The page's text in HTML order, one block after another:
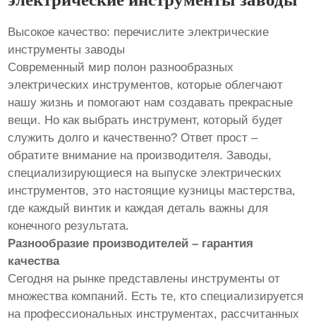
Высокое качество: перечислите электрические
инструменты заводы
Современный мир полон разнообразных
электрических инструментов, которые облегчают
нашу жизнь и помогают нам создавать прекрасные
вещи. Но как выбрать инструмент, который будет
служить долго и качественно? Ответ прост –
обратите внимание на производителя. Заводы,
специализирующиеся на выпуске электрических
инструментов, это настоящие кузницы мастерства,
где каждый винтик и каждая деталь важны для
конечного результата.
Разнообразие производителей – гарантия
качества
Сегодня на рынке представлены инструменты от
множества компаний. Есть те, кто специализируется
на профессиональных инструментах, рассчитанных